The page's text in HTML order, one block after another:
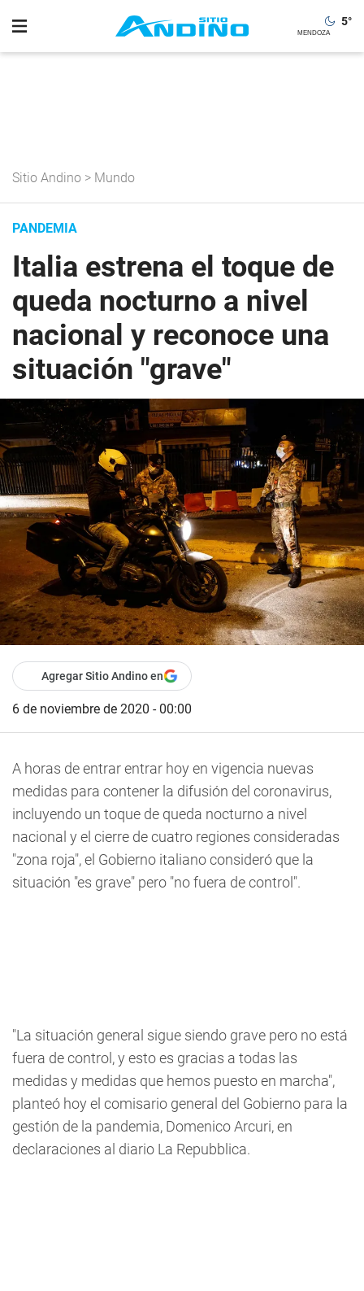
5°
Sitio Andino > Mundo
PANDEMIA
Italia estrena el toque de
queda nocturno a nivel
nacional y reconoce una
situación "grave"
Agregar Sitio Andino en
6 de noviembre de 2020 - 00:00
A horas de entrar entrar hoy en vigencia nuevas
medidas para contener la difusión del coronavirus,
incluyendo un toque de queda nocturno a nivel
nacional y el cierre de cuatro regiones consideradas
"zona roja", el Gobierno italiano consideró que la
situación "es grave" pero "no fuera de control".
"La situación general sigue siendo grave pero no está
fuera de control, y esto es gracias a todas las
medidas y medidas que hemos puesto en marcha",
planteó hoy el comisario general del Gobierno para la
gestión de la pandemia, Domenico Arcuri, en
declaraciones al diario La Repubblica.